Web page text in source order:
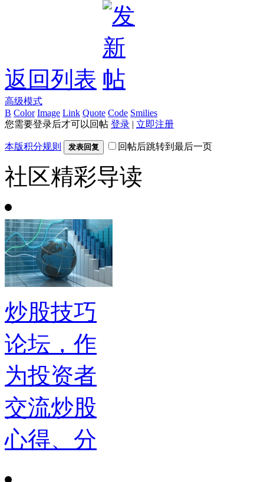
返回列表
高级模式
B Color Image Link Quote Code Smilies
您需要登录后才可以回帖 登录 | 立即注册
本版积分规则 发表回复 回帖后跳转到最后一页
社区精彩导读
炒股技巧
论坛，作
为投资者
交流炒股
心得、分